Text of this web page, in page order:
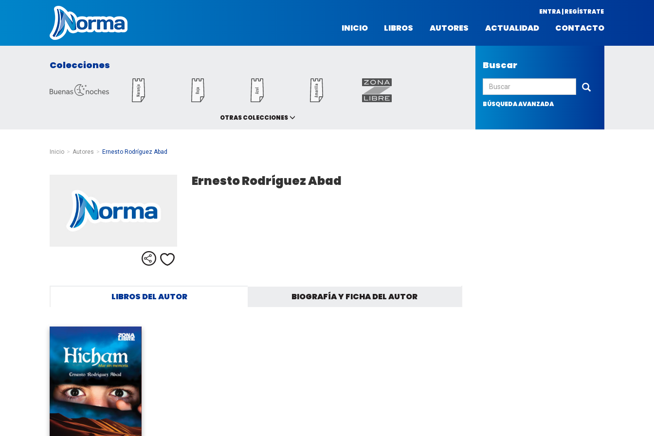
ENTRA | REGÍSTRATE
INICIO LIBROS AUTORES ACTUALIDAD CONTACTO
Colecciones
OTRAS COLECCIONES
Buscar
BÚSQUEDA AVANZADA
Inicio Autores Ernesto Rodríguez Abad
Compartir
Ernesto Rodríguez Abad
LIBROS DEL AUTOR BIOGRAFÍA Y FICHA DEL AUTOR